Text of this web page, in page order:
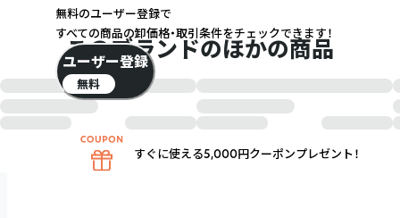
このブランドのほかの商品
無料のユーザー登録で
すべての商品の卸価格・取引条件をチェックできます！
ユーザー登録
無料
すぐに使える5,000円クーポンプレゼント！